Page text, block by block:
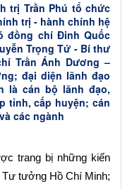
trị Trần Phú tổ chức
trị - hành chính hệ
đồng chí Đinh Quốc
Trọng Tứ - Bí thư
Trần Ánh Dương –
đại diện lãnh đạo
là cán bộ lãnh đạo,
tỉnh, cấp huyện; cán
các ngành
trang bị những kiến
tưởng Hồ Chí Minh;